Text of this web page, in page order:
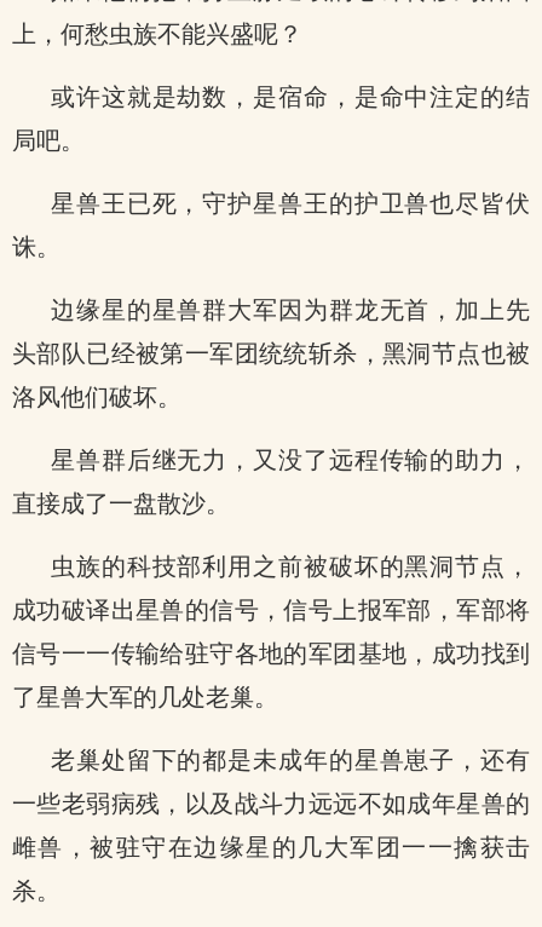
上，何愁虫族不能兴盛呢？
或许这就是劫数，是宿命，是命中注定的结
局吧。
星兽王已死，守护星兽王的护卫兽也尽皆伏
诛。
边缘星的星兽群大军因为群龙无首，加上先
头部队已经被第一军团统统斩杀，黑洞节点也被
洛风他们破坏。
星兽群后继无力，又没了远程传输的助力，
直接成了一盘散沙。
虫族的科技部利用之前被破坏的黑洞节点，
成功破译出星兽的信号，信号上报军部，军部将
信号一一传输给驻守各地的军团基地，成功找到
了星兽大军的几处老巢。
老巢处留下的都是未成年的星兽崽子，还有
一些老弱病残，以及战斗力远远不如成年星兽的
雌兽，被驻守在边缘星的几大军团一一擒获击
杀。